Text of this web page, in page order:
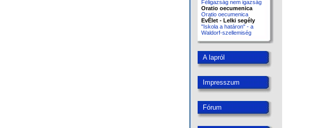
Féligazság nem igazság
Oratio oecumenica
Oratio oecumenica
EvÉlet - Lelki segély
"Iskola a határon" - a
Waldorf-szellemiség
A lapról
Impresszum
Fórum